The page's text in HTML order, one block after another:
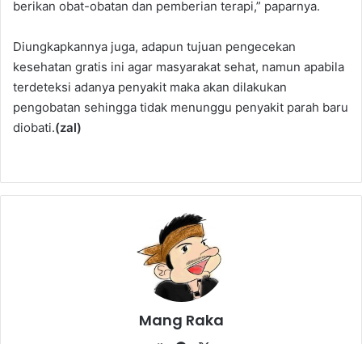
berikan obat-obatan dan pemberian terapi,” paparnya.
Diungkapkannya juga, adapun tujuan pengecekan
kesehatan gratis ini agar masyarakat sehat, namun apabila
terdeteksi adanya penyakit maka akan dilakukan
pengobatan sehingga tidak menunggu penyakit parah baru
diobati.(zal)
Mang Raka